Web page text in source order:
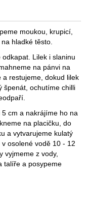
moukou, krupicí,
hladké těsto.
Lilek i slaninu
na pánvi na
a restujeme, dokud lilek
špenát, ochutíme chilli
cm a nakrájíme ho na
na placičku, do
a vytvarujeme kulatý
osolené vodě 10 - 12
vyjmeme z vody,
talíře a posypeme